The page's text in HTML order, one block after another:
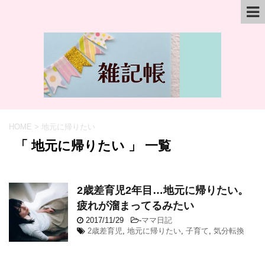
HOME > 地元に帰りたい
「 地元に帰りたい 」 一覧
2歳差育児2年目…地元に帰りたい。
疲れが溜まってるみたい
2017/11/29 -ママ日記
2歳差育児, 地元に帰りたい, 子育て, 気分転換